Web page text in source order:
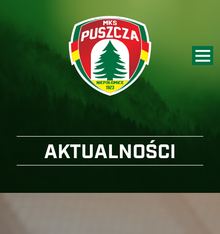
AKTUALNOŚCI